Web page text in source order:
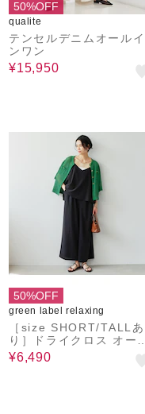
50%OFF
qualite
テンセルデニムオールイ
ンワン
¥15,950
50%OFF
green label relaxing
［size SHORT/TALLあ
り］ドライクロス オール
インワン ストレッチ 通
気性
¥6,490